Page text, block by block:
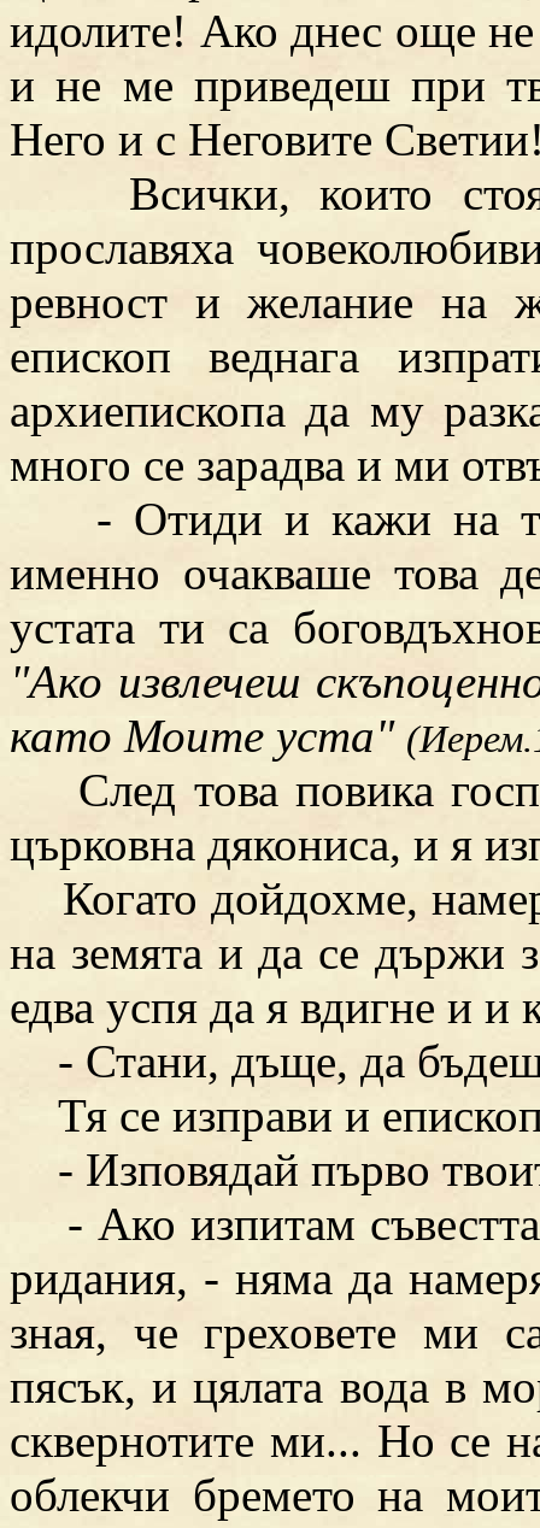
идолите! Ако днес още
и не ме приведеш при
Него и с Неговите
Всички, които
прославяха
ревност и желание на
епископ веднага
архиепископа да му
много се зарадва и ми
- Отиди и кажи на
именно очакваше това
устата ти са
"Ако извлечеш
като Моите уста"
След това повика
църковна дякониса, и я
Когато дойдохме,
на земята и да се държи
едва успя да я вдигне и и
- Стани, дъще, да
Тя се изправи и
- Изповядай първо
- Ако изпитам
ридания, - няма да
зная, че греховете ми
пясък, и цялата вода в
сквернотите ми... Но се
облекчи бремето на